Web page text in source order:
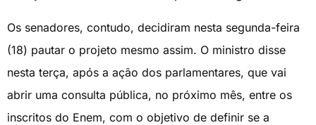
Os senadores, contudo, decidiram nesta segunda-feira
(18) pautar o projeto mesmo assim. O ministro disse
nesta terça, após a ação dos parlamentares, que vai
abrir uma consulta pública, no próximo mês, entre os
inscritos do Enem, com o objetivo de definir se a